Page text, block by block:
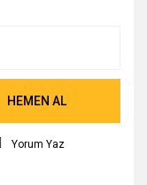
HEMEN AL
Yorum Yaz